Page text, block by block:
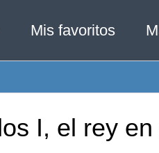
Mis favoritos
I, el rey